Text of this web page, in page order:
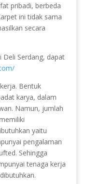
pribadi, berbeda
ini tidak sama
secara
Serdang, dapat
Bentuk
karya, dalam
Namun, jumlah
yaitu
pengalaman
Sehingga
tenaga kerja